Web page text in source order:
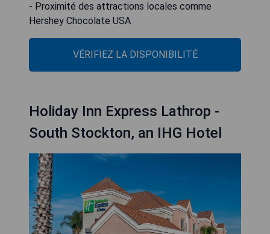
- Proximité des attractions locales comme
Hershey Chocolate USA
VÉRIFIEZ LA DISPONIBILITÉ
Holiday Inn Express Lathrop -
South Stockton, an IHG Hotel